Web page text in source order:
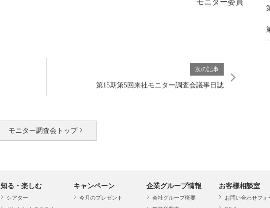
モニター委員
次の記事
第15期第5回来社モニター調査会議事日誌
モニター調査会トップ
知る・楽しむ
シアター
キャンペーン
今月のプレゼント
企業グループ情報
会社グループ概要
お客様相談室
お問い合わせフォ